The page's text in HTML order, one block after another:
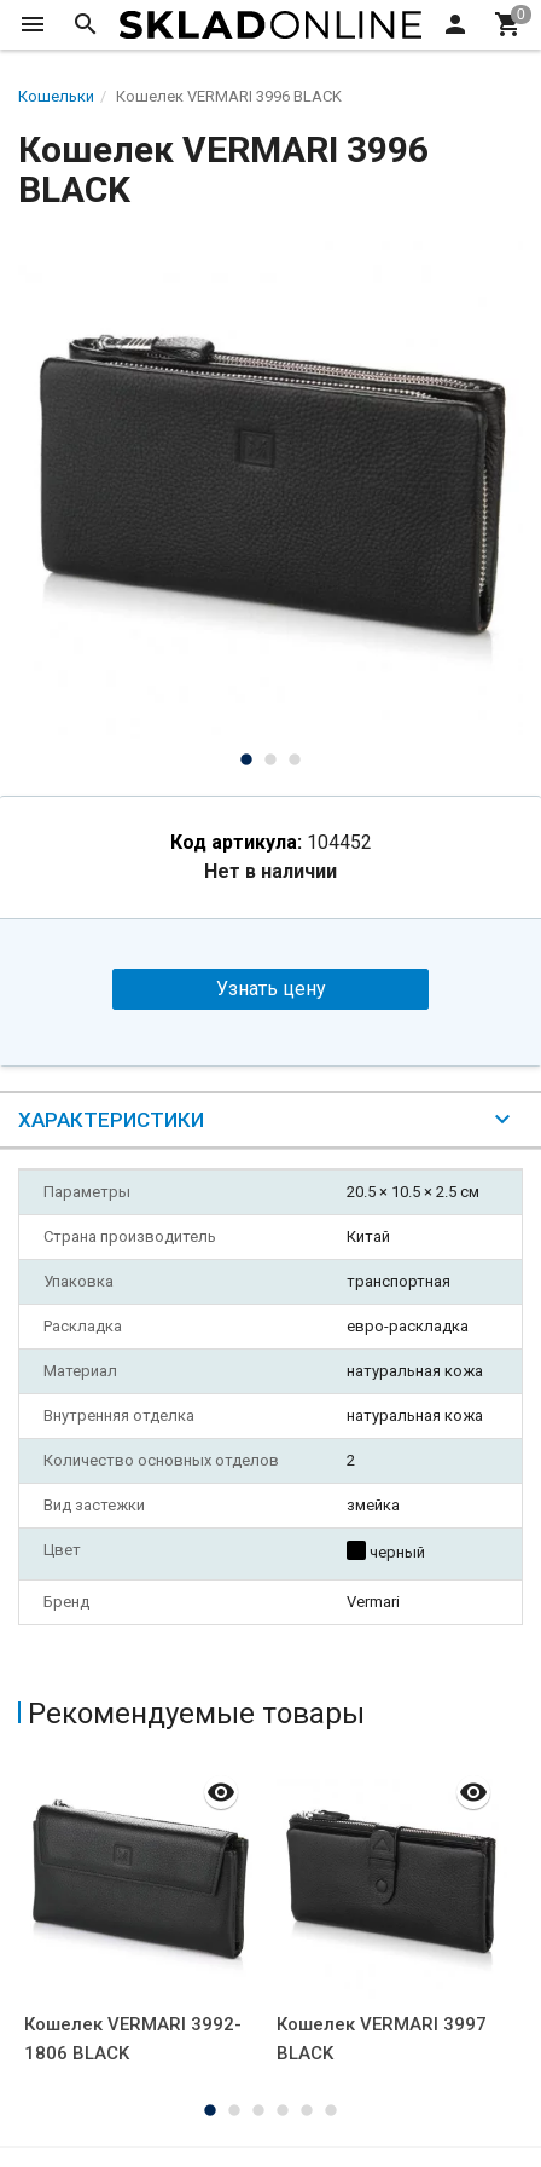
Кошельки Кошелек VERMARI 3996 BLACK
Кошелек VERMARI 3996
BLACK
Код артикула: 104452
Нет в наличии
Узнать цену
ХАРАКТЕРИСТИКИ
Параметры 20.5 × 10.5 × 2.5 см
Страна производитель Китай
Упаковка транспортная
Раскладка евро-раскладка
Материал натуральная кожа
Внутренняя отделка натуральная кожа
Количество основных отделов 2
Вид застежки змейка
Цвет черный
Бренд Vermari
Рекомендуемые товары
Кошелек VERMARI 3992-
1806 BLACK
Кошелек VERMARI 3997
BLACK